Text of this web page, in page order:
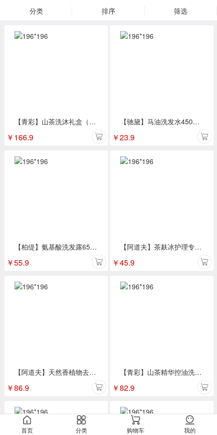
分类 排序 筛选
【青彩】山茶洗沐礼盒（洗发水500ml+沐浴露500ml）
￥166.9
【柏缇】氨基酸洗发露650ml
￥55.9
【阿道夫】天然香植物去屑洗护/洗沐套装
￥86.9
【驰黛】马油洗发水450ml（舒润柔顺型）
￥23.9
【阿道夫】茶麸冰护理专研无硅油洗发水(祛油止痒)350ml/瓶
￥45.9
【青彩】山茶精华控油洗发水500ml
￥82.9
首页 分类 购物车 我的